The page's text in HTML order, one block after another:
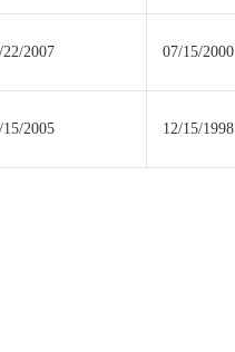
22/2007 07/15/2000
15/2005 12/15/1998